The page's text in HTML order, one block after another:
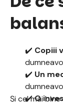
✔️ Copiii
✔️ Un
✔️O
Și cel mai